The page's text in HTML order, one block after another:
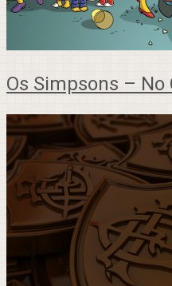
Os Simpsons – No